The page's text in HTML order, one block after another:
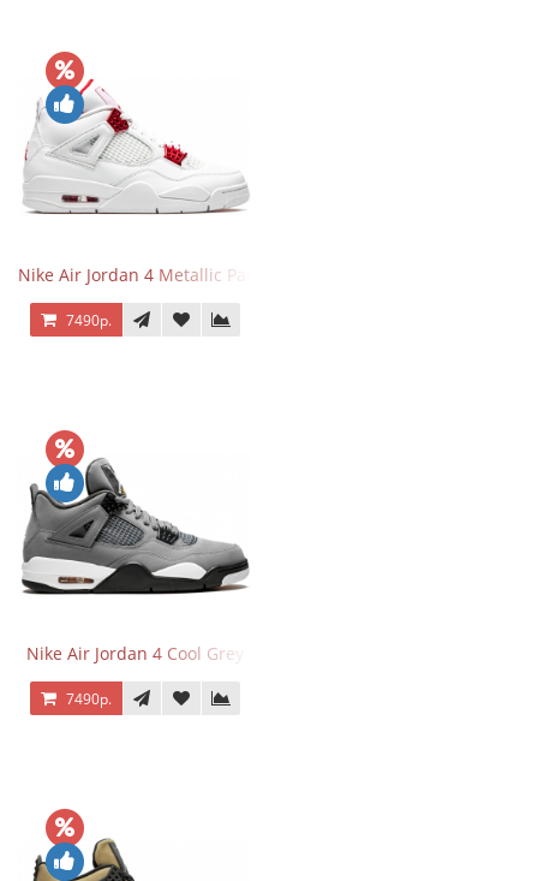
Nike Air Jordan 4 Metallic Pack University Red
7490р.
Nike Air Jordan 4 Cool Grey
7490р.